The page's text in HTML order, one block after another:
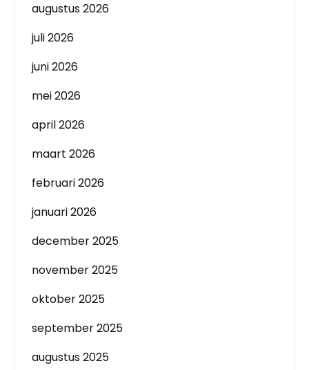
augustus 2026
juli 2026
juni 2026
mei 2026
april 2026
maart 2026
februari 2026
januari 2026
december 2025
november 2025
oktober 2025
september 2025
augustus 2025